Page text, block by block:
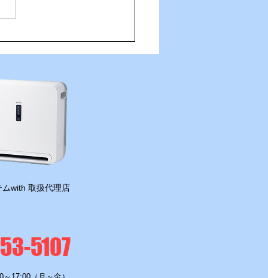
務は稲佐！
with 取扱代理店
5107